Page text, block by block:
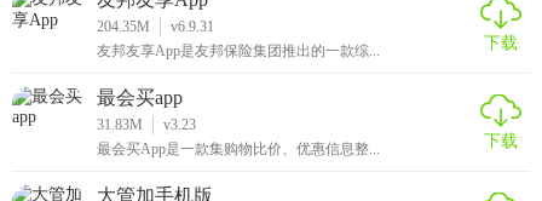
204.35M
v6.9.31
友邦友享App是友邦保险集团推出的一款综...
下载
最会买app
31.83M
v3.23
最会买App是一款集购物比价、优惠信息整...
下载
大管加手机版